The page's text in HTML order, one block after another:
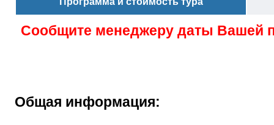
Сообщите менеджеру даты Вашей
Общая информация: